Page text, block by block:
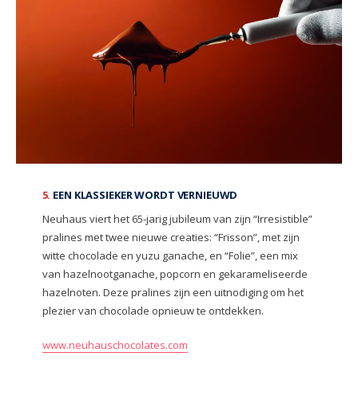
5. EEN KLASSIEKER WORDT VERNIEUWD
Neuhaus viert het 65-jarig jubileum van zijn “Irresistible”
pralines met twee nieuwe creaties: “Frisson”, met zijn
witte chocolade en yuzu ganache, en “Folie”, een mix
van hazelnootganache, popcorn en gekarameliseerde
hazelnoten. Deze pralines zijn een uitnodiging om het
plezier van chocolade opnieuw te ontdekken.
www.neuhauschocolates.com